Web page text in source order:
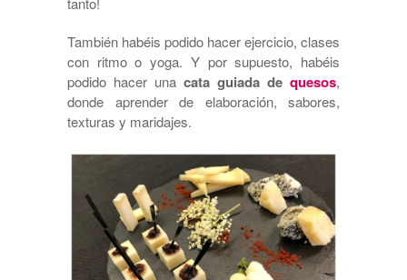
También habéis podido hacer ejercicio, clases
con ritmo o yoga. Y por supuesto, habéis
podido hacer una cata guiada de quesos,
donde aprender de elaboración, sabores,
texturas y maridajes.